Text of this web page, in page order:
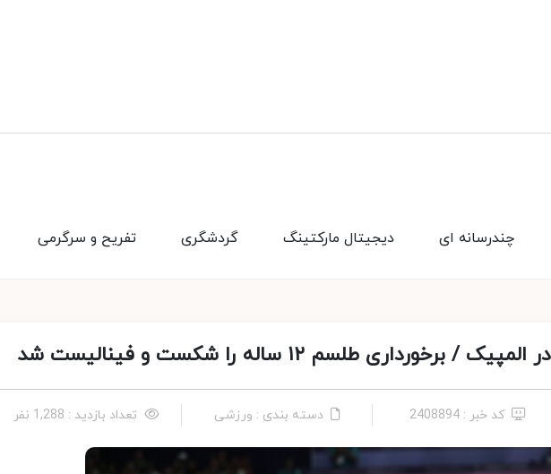
تفریح و سرگرمی گردشگری دیجیتال مارکتینگ چندرسانه ای
طلسم ۱۲ ساله را شکست و فینالیست شد
کد خبر : 2408894 دسته بندی : ورزشی تعداد بازدید : 1,288 نفر